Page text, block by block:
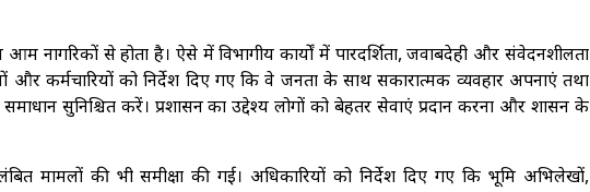
नागरिकों से होता है। ऐसे में विभागीय कार्यों में पारदर्शिता, जवाबदेही और संवेदनशीलता
कर्मचारियों को निर्देश दिए गए कि वे जनता के साथ सकारात्मक व्यवहार अपनाएं तथा
सुनिश्चित करें। प्रशासन का उद्देश्य लोगों को बेहतर सेवाएं प्रदान करना और शासन के
मामलों की भी समीक्षा की गई। अधिकारियों को निर्देश दिए गए कि भूमि अभिलेखों,